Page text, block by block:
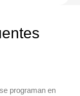
programan en